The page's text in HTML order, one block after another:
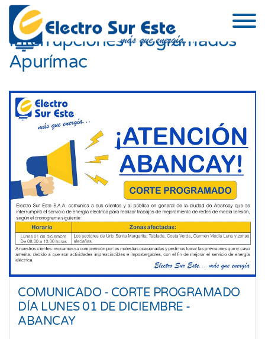
Interrupciones Programados
Apurímac
COMUNICADO - CORTE PROGRAMADO
DÍA LUNES 01 DE DICIEMBRE -
ABANCAY